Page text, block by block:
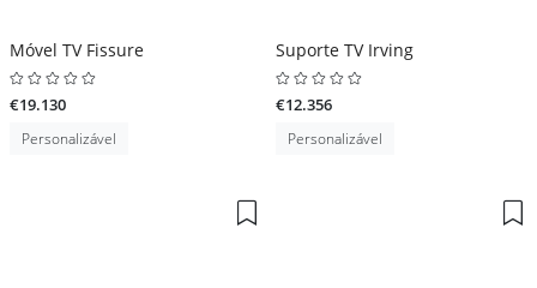
Móvel TV Fissure
€19.130
Personalizável
Suporte TV Irving
€12.356
Personalizável